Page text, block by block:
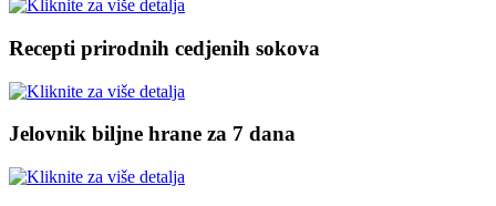
Recepti prirodnih cedjenih sokova
Jelovnik biljne hrane za 7 dana